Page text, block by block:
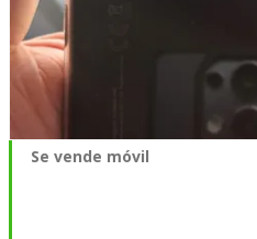
Se vende móvil